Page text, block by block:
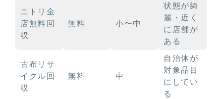
ニトリ全
店無料回
収
無料 小〜中
状態が綺
麗・近く
に店舗が
ある
古布リサ
イクル回
収
無料 中
自治体が
対象品目
にしてい
る